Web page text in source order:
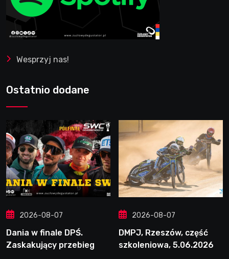
Wesprzyj nas!
Ostatnio dodane
2026-08-07
Dania w finale DPŚ.
Zaskakujący przebieg
2026-08-07
DMPJ, Rzeszów, część
szkoleniowa, 5.06.2026